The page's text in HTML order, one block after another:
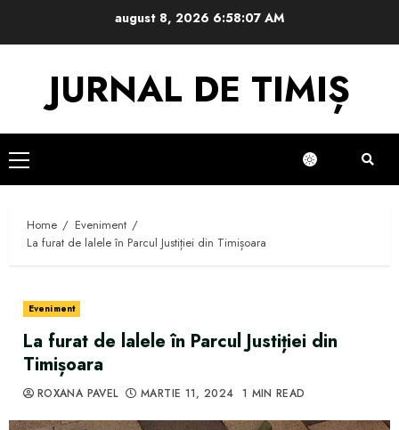
august 8, 2026 6:58:07 AM
JURNAL DE TIMIȘ
Primary
Menu
Home
Eveniment
La furat de lalele în Parcul Justiției din Timișoara
Eveniment
La furat de lalele în Parcul Justiției din
Timișoara
ROXANA PAVEL MARTIE 11, 2024 1 MIN READ